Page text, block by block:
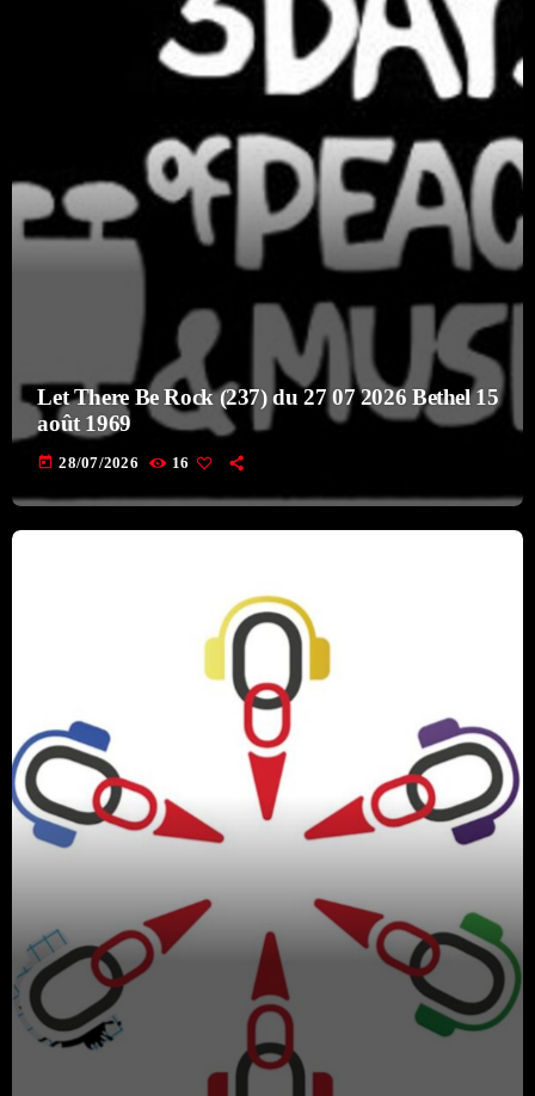
Balade au Travers de la Chanson Française
16:00 - 17:00
RFI
18:00 - 18:10
Let There Be Rock (237) du 27 07 2026 Bethel 15
août 1969
today 28/07/2026 16